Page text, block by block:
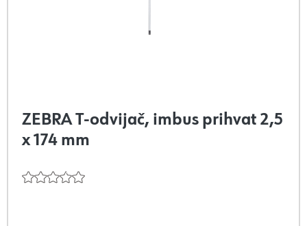
ZEBRA T-odvijač, imbus prihvat 2,5
x 174 mm